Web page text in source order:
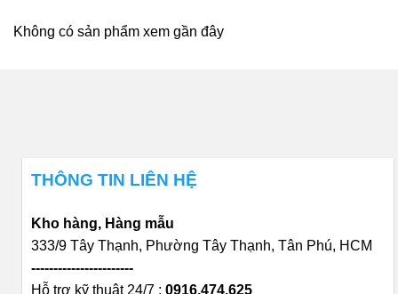
Không có sản phẩm xem gần đây
THÔNG TIN LIÊN HỆ
Kho hàng, Hàng mẫu
333/9 Tây Thạnh, Phường Tây Thạnh, Tân Phú, HCM
-----------------------
Hỗ trợ kỹ thuật 24/7 : 0916.474.625